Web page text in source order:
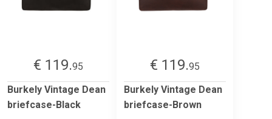
€ 119.95
Burkely Vintage Dean
briefcase-Black
€ 119.95
Burkely Vintage Dean
briefcase-Brown